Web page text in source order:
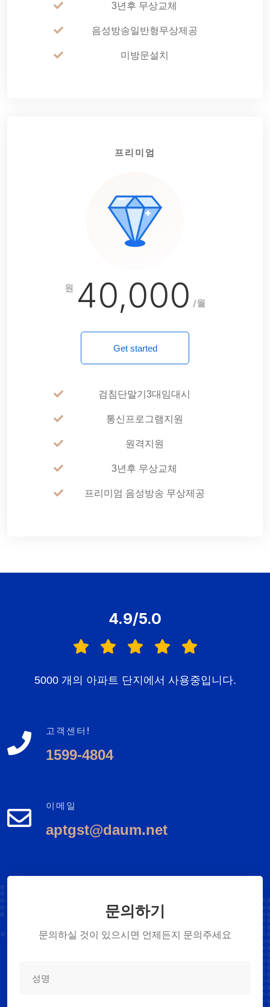
3년후 무상교체
음성방송일반형무상제공
미방문설치
프리미엄
원 40,000 /월
Get started
검침단말기3대임대시
통신프로그램지원
원격지원
3년후 무상교체
프리미엄 음성방송 무상제공
4.9/5.0
5000 개의 아파트 단지에서 사용중입니다.
고객센터!
1599-4804
이메일
aptgst@daum.net
문의하기
문의하실 것이 있으시면 언제든지 문의주세요